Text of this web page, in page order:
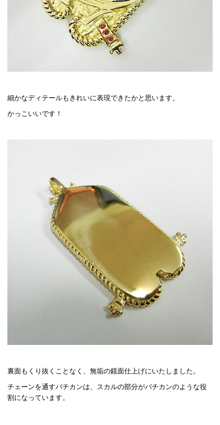
細かなディテールもきれいに表現できたかと思います。
かっこいいです！
裏面もくり抜くことなく、無垢の鏡面仕上げにいたしました。
チェーンを通すバチカンは、スカルの部分がバチカンのような役
割になっています。